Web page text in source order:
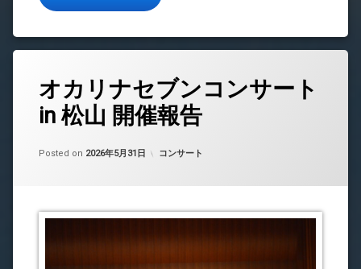
オカリナセブンコンサート
in 松山 開催報告
Posted on 2026年5月31日
Updated on
中島 昇平
カテゴリー:
コンサート